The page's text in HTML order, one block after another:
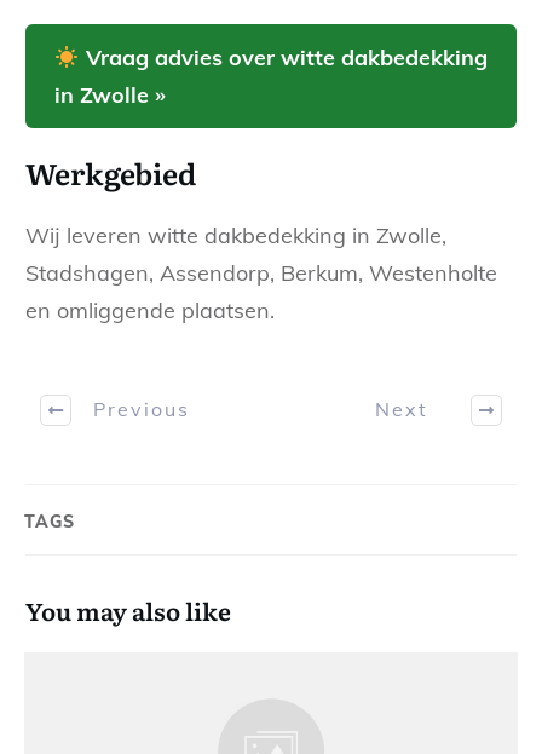
Vraag advies over witte dakbedekking
in Zwolle »
Werkgebied
Wij leveren witte dakbedekking in Zwolle,
Stadshagen, Assendorp, Berkum, Westenholte
en omliggende plaatsen.
Previous Next
TAGS
You may also like